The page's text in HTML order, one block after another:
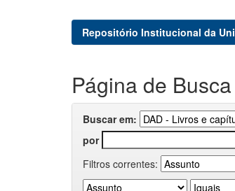
Repositório Institucional da
Página de Busca
Buscar em:
por
Filtros correntes: